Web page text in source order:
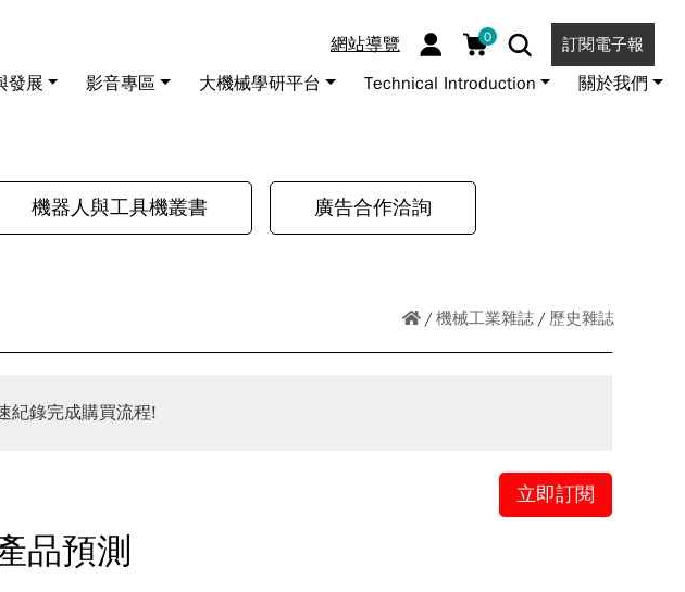
網站導覽 0 訂閱電子報
發展 影音專區 大機械學研平台 Technical Introduction 關於我們
機器人與工具機叢書 廣告合作洽詢
機械工業雜誌 歷史雜誌
紀錄完成購買流程!
立即訂閱
品預測